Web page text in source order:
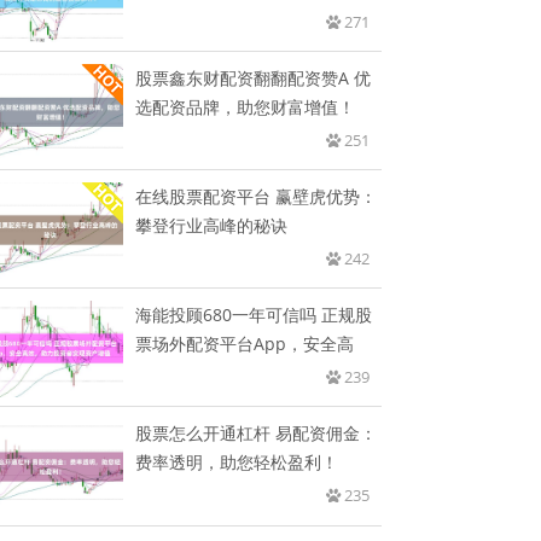
271
股票鑫东财配资翻翻配资赞A 优
选配资品牌，助您财富增值！
251
在线股票配资平台 赢壁虎优势：
攀登行业高峰的秘诀
242
海能投顾680一年可信吗 正规股
票场外配资平台App，安全高
239
股票怎么开通杠杆 易配资佣金：
费率透明，助您轻松盈利！
235